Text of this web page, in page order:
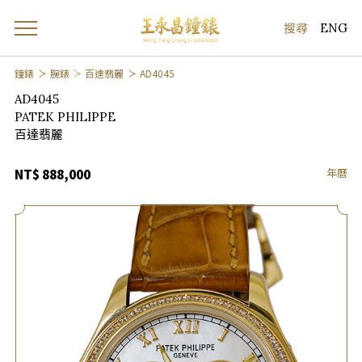
ENG
鐘錶 腕錶 百達翡麗 AD4045
AD4045
PATEK PHILIPPE
百達翡麗
NT$ 888,000 年曆